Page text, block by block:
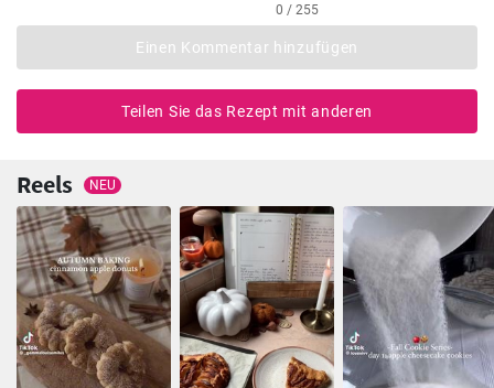
0 / 255
Einen Kommentar hinzufügen
Teilen Sie das Rezept mit anderen
Reels NEU